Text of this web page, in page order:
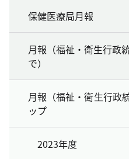
保健医療局月報
月報（福祉・衛生行政
で）
月報（福祉・衛生行政
ップ
2023年度